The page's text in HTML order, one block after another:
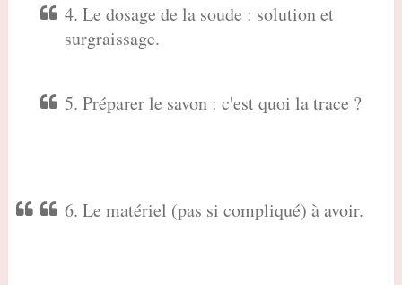
4. Le dosage de la soude : solution et
surgraissage.
5. Préparer le savon : c'est quoi la trace ?
6. Le matériel (pas si compliqué) à avoir.